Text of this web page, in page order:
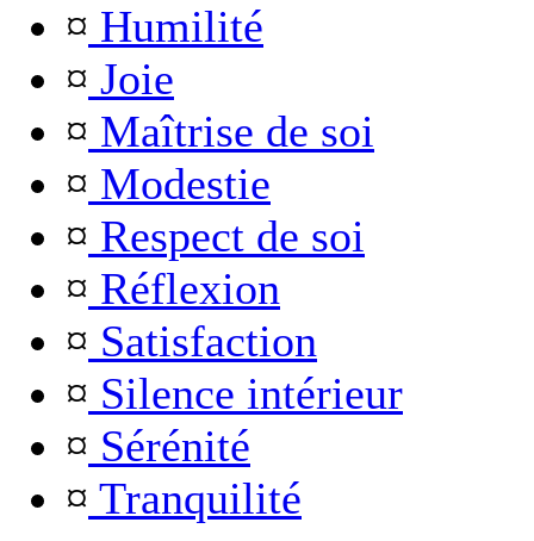
¤ Humilité
¤ Joie
¤ Maîtrise de soi
¤ Modestie
¤ Respect de soi
¤ Réflexion
¤ Satisfaction
¤ Silence intérieur
¤ Sérénité
¤ Tranquilité